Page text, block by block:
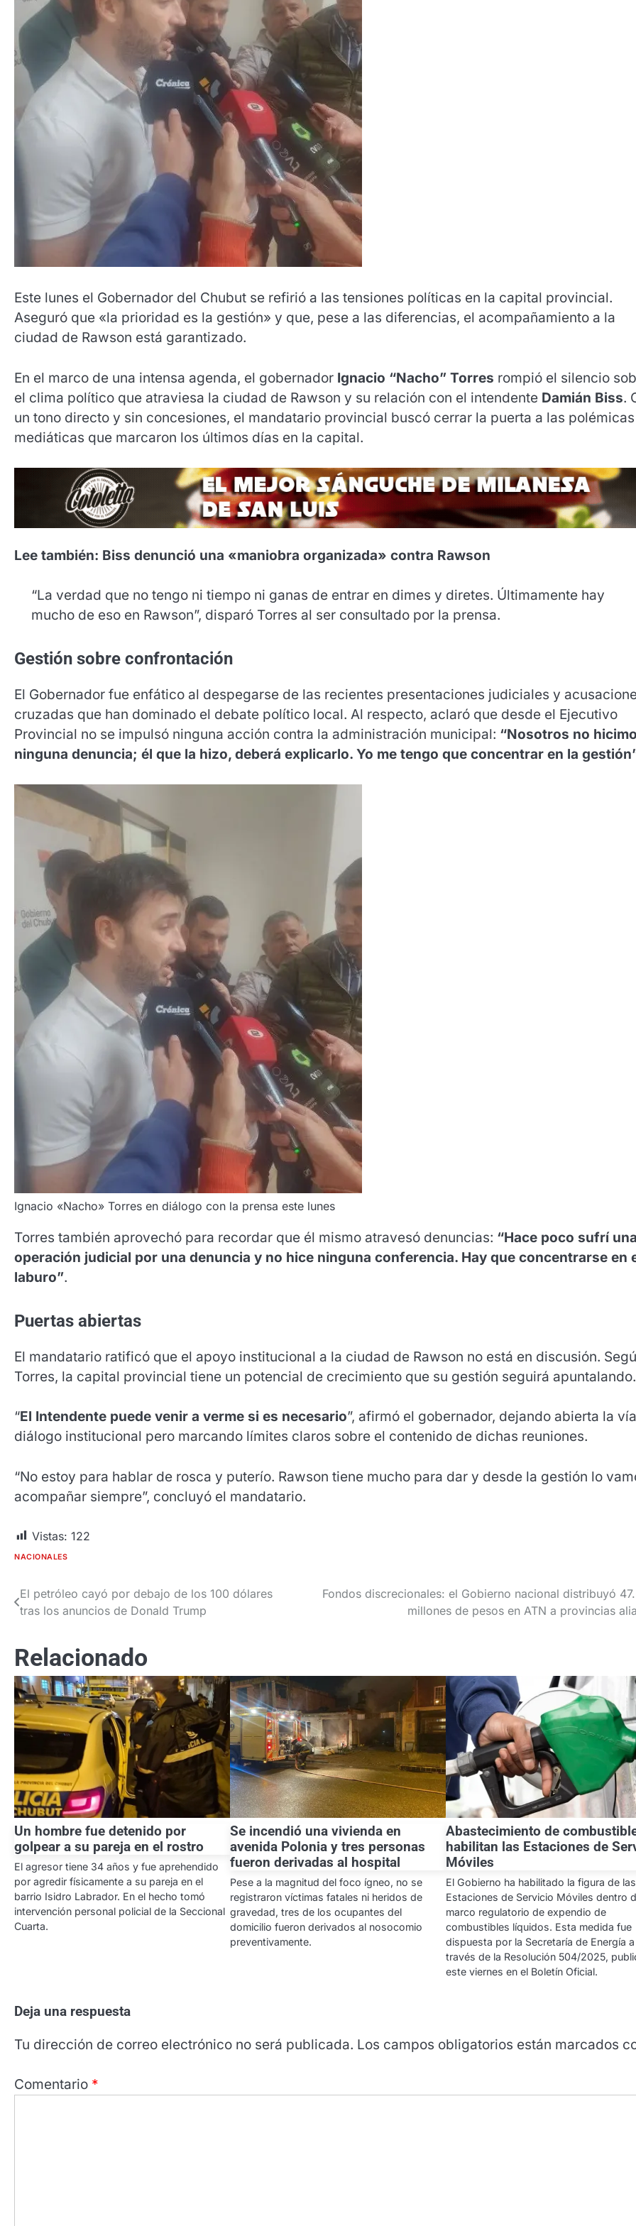
Este lunes el Gobernador del Chubut se refirió a las tensiones políticas en la capital provincial.
Aseguró que «la prioridad es la gestión» y que, pese a las diferencias, el acompañamiento a la
ciudad de Rawson está garantizado.
En el marco de una intensa agenda, el gobernador Ignacio “Nacho” Torres rompió el silencio
el clima político que atraviesa la ciudad de Rawson y su relación con el intendente Damián Biss.
un tono directo y sin concesiones, el mandatario provincial buscó cerrar la puerta a las polémicas
mediáticas que marcaron los últimos días en la capital.
Lee también: Biss denunció una «maniobra organizada» contra Rawson
“La verdad que no tengo ni tiempo ni ganas de entrar en dimes y diretes. Últimamente hay
mucho de eso en Rawson”, disparó Torres al ser consultado por la prensa.
Gestión sobre confrontación
El Gobernador fue enfático al despegarse de las recientes presentaciones judiciales y
cruzadas que han dominado el debate político local. Al respecto, aclaró que desde el Ejecutivo
Provincial no se impulsó ninguna acción contra la administración municipal: “Nosotros no
ninguna denuncia; él que la hizo, deberá explicarlo. Yo me tengo que concentrar en la
Ignacio «Nacho» Torres en diálogo con la prensa este lunes
Torres también aprovechó para recordar que él mismo atravesó denuncias: “Hace poco sufrí
operación judicial por una denuncia y no hice ninguna conferencia. Hay que concentrarse en
laburo”.
Puertas abiertas
El mandatario ratificó que el apoyo institucional a la ciudad de Rawson no está en discusión.
Torres, la capital provincial tiene un potencial de crecimiento que su gestión seguirá apuntalando.
“El Intendente puede venir a verme si es necesario”, afirmó el gobernador, dejando abierta la
diálogo institucional pero marcando límites claros sobre el contenido de dichas reuniones.
“No estoy para hablar de rosca y puterío. Rawson tiene mucho para dar y desde la gestión lo
acompañar siempre”, concluyó el mandatario.
Vistas: 122
NACIONALES
Navegación
entradas
El petróleo cayó por debajo de los 100 dólares
tras los anuncios de Donald Trump
Fondos discrecionales: el Gobierno nacional distribuyó
millones de pesos en ATN a provincias
Relacionado
Un hombre fue detenido por
golpear a su pareja en el rostro
El agresor tiene 34 años y fue aprehendido
por agredir físicamente a su pareja en el
barrio Isidro Labrador. En el hecho tomó
intervención personal policial de la Seccional
Cuarta.
Se incendió una vivienda en
avenida Polonia y tres personas
fueron derivadas al hospital
Pese a la magnitud del foco ígneo, no se
registraron víctimas fatales ni heridos de
gravedad, tres de los ocupantes del
domicilio fueron derivados al nosocomio
preventivamente.
Abastecimiento de
habilitan las Estaciones de
Móviles
El Gobierno ha habilitado la figura de las
Estaciones de Servicio Móviles dentro
marco regulatorio de expendio de
combustibles líquidos. Esta medida fue
dispuesta por la Secretaría de Energía a
través de la Resolución 504/2025,
este viernes en el Boletín Oficial.
Deja una respuesta
Tu dirección de correo electrónico no será publicada. Los campos obligatorios están marcados
Comentario *